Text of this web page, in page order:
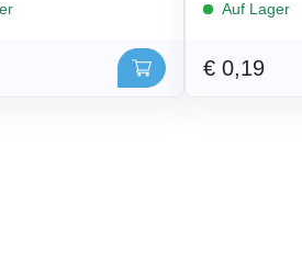
Auf Lager
€ 0,19